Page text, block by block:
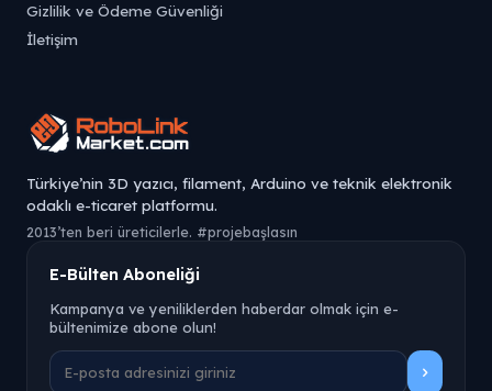
Gizlilik ve Ödeme Güvenliği
İletişim
Türkiye’nin 3D yazıcı, filament, Arduino ve teknik elektronik
odaklı e-ticaret platformu.
2013’ten beri üreticilerle. #projebaşlasın
E-Bülten Aboneliği
Kampanya ve yeniliklerden haberdar olmak için e-
bültenimize abone olun!